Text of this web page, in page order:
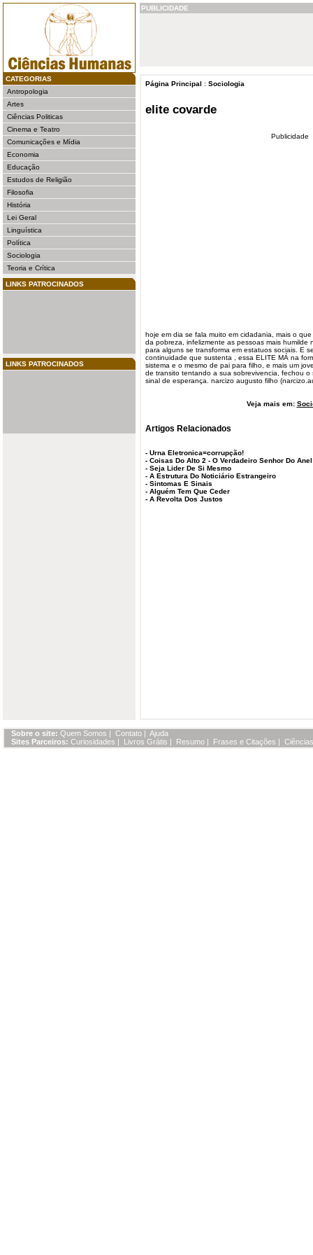
CATEGORIAS
Antropologia
Artes
Ciências Politicas
Cinema e Teatro
Comunicações e Mídia
Economia
Educação
Estudos de Religião
Filosofia
História
Lei Geral
Linguística
Política
Sociologia
Teoria e Crítica
LINKS PATROCINADOS
LINKS PATROCINADOS
PUBLICIDADE
Página Principal : Sociologia
elite covarde
Publicidade
hoje em dia se fala muito em cidadania, mais o
da pobreza, infelizmente as pessoas mais
para alguns se transforma em estatuos sociais. E
continuidade que sustenta , essa ELITE MÁ na
sistema e o mesmo de pai para filho , e mais um
de transito tentando a sua sobrevivencia, fechou o
sinal de esperança. narcizo augusto filho (
Veja mais em:
Artigos Relacionados
- Urna Eletronica=corrupção!
- Coisas Do Alto 2 - O Verdadeiro Senhor Do Anel
- Seja Lider De Si Mesmo
- A Estrutura Do Noticiário Estrangeiro
- Sintomas E Sinais
- Alguém Tem Que Ceder
- A Revolta Dos Justos
Sobre o site: Quem Somos | Contato | Ajuda
Sites Parceiros: Curiosidades | Livros Grátis | Resumo | Frases e Citações |